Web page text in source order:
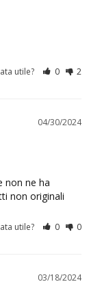
utile? 0 2
04/30/2024
non ne ha
non originali
utile? 0 0
03/18/2024